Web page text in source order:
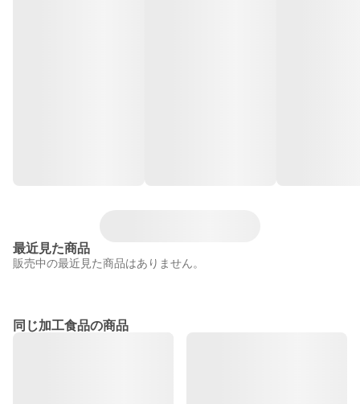
最近見た商品
販売中の最近見た商品はありません。
同じ加工食品の商品